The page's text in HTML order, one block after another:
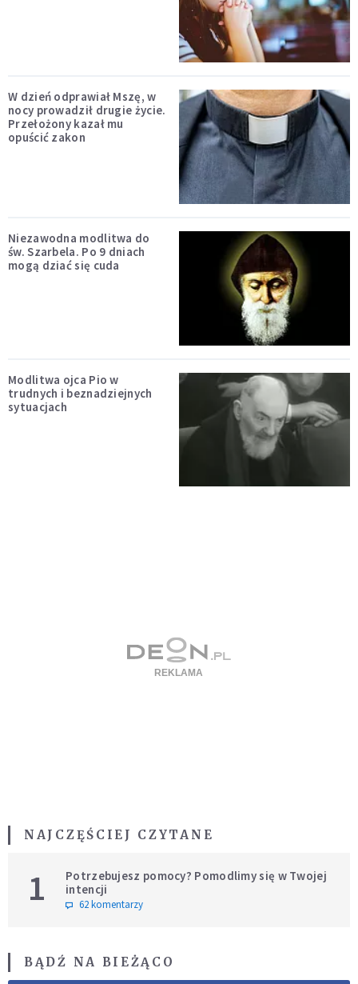
W dzień odprawiał Mszę, w
nocy prowadził drugie życie.
Przełożony kazał mu
opuścić zakon
Niezawodna modlitwa do
św. Szarbela. Po 9 dniach
mogą dziać się cuda
Modlitwa ojca Pio w
trudnych i beznadziejnych
sytuacjach
NAJCZĘŚCIEJ CZYTANE
1
Potrzebujesz pomocy? Pomodlimy się w Twojej
intencji
62 komentarzy
BĄDŹ NA BIEŻĄCO